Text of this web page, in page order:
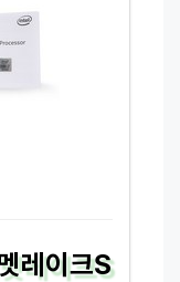
레이크S